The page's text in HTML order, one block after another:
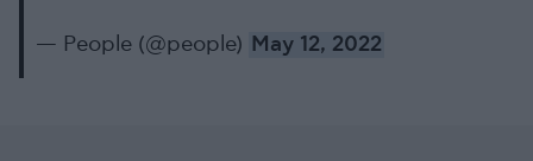
— People (@people) May 12, 2022